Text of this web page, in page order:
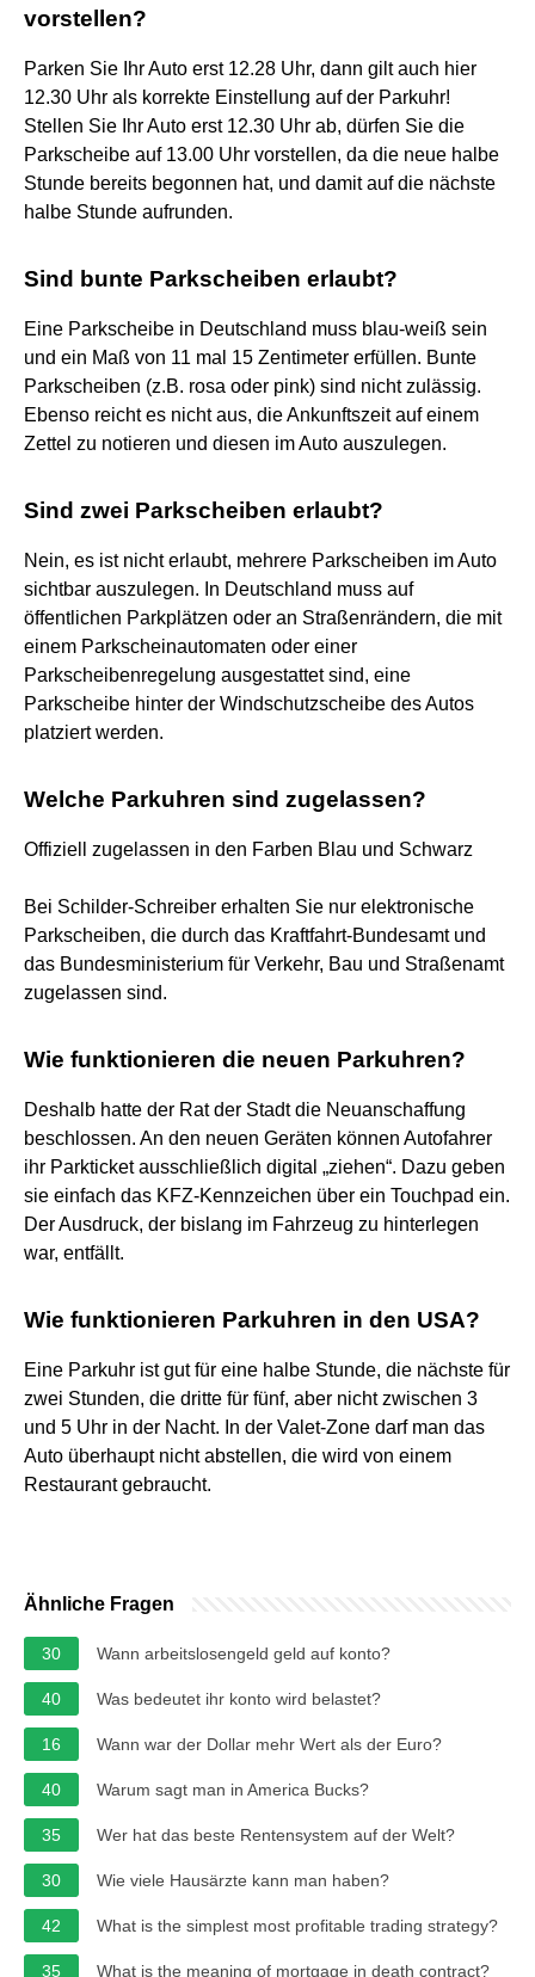
vorstellen?
Parken Sie Ihr Auto erst 12.28 Uhr, dann gilt auch hier
12.30 Uhr als korrekte Einstellung auf der Parkuhr!
Stellen Sie Ihr Auto erst 12.30 Uhr ab, dürfen Sie die
Parkscheibe auf 13.00 Uhr vorstellen, da die neue halbe
Stunde bereits begonnen hat, und damit auf die nächste
halbe Stunde aufrunden.
Sind bunte Parkscheiben erlaubt?
Eine Parkscheibe in Deutschland muss blau-weiß sein
und ein Maß von 11 mal 15 Zentimeter erfüllen. Bunte
Parkscheiben (z.B. rosa oder pink) sind nicht zulässig.
Ebenso reicht es nicht aus, die Ankunftszeit auf einem
Zettel zu notieren und diesen im Auto auszulegen.
Sind zwei Parkscheiben erlaubt?
Nein, es ist nicht erlaubt, mehrere Parkscheiben im Auto
sichtbar auszulegen. In Deutschland muss auf
öffentlichen Parkplätzen oder an Straßenrändern, die mit
einem Parkscheinautomaten oder einer
Parkscheibenregelung ausgestattet sind, eine
Parkscheibe hinter der Windschutzscheibe des Autos
platziert werden.
Welche Parkuhren sind zugelassen?
Offiziell zugelassen in den Farben Blau und Schwarz
Bei Schilder-Schreiber erhalten Sie nur elektronische
Parkscheiben, die durch das Kraftfahrt-Bundesamt und
das Bundesministerium für Verkehr, Bau und Straßenamt
zugelassen sind.
Wie funktionieren die neuen Parkuhren?
Deshalb hatte der Rat der Stadt die Neuanschaffung
beschlossen. An den neuen Geräten können Autofahrer
ihr Parkticket ausschließlich digital „ziehen“. Dazu geben
sie einfach das KFZ-Kennzeichen über ein Touchpad ein.
Der Ausdruck, der bislang im Fahrzeug zu hinterlegen
war, entfällt.
Wie funktionieren Parkuhren in den USA?
Eine Parkuhr ist gut für eine halbe Stunde, die nächste für
zwei Stunden, die dritte für fünf, aber nicht zwischen 3
und 5 Uhr in der Nacht. In der Valet-Zone darf man das
Auto überhaupt nicht abstellen, die wird von einem
Restaurant gebraucht.
Ähnliche Fragen
30 Wann arbeitslosengeld geld auf konto?
40 Was bedeutet ihr konto wird belastet?
16 Wann war der Dollar mehr Wert als der Euro?
40 Warum sagt man in America Bucks?
35 Wer hat das beste Rentensystem auf der Welt?
30 Wie viele Hausärzte kann man haben?
42 What is the simplest most profitable trading strategy?
35 What is the meaning of mortgage in death contract?